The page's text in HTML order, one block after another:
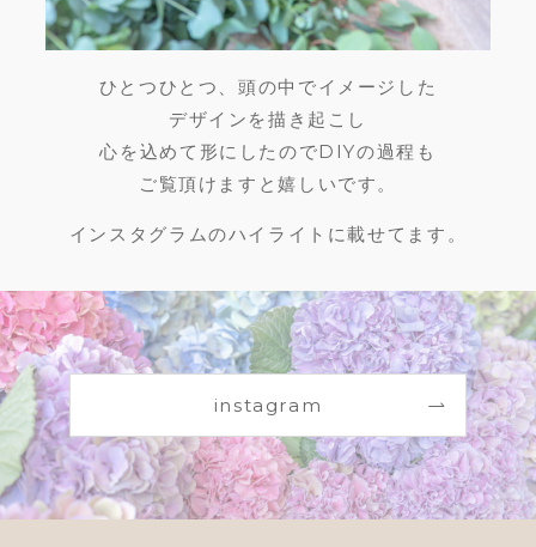
ひとつひとつ、頭の中でイメージした
デザインを描き起こし
心を込めて形にしたのでDIYの過程も
ご覧頂けますと嬉しいです。
インスタグラムのハイライトに載せてます。
instagram